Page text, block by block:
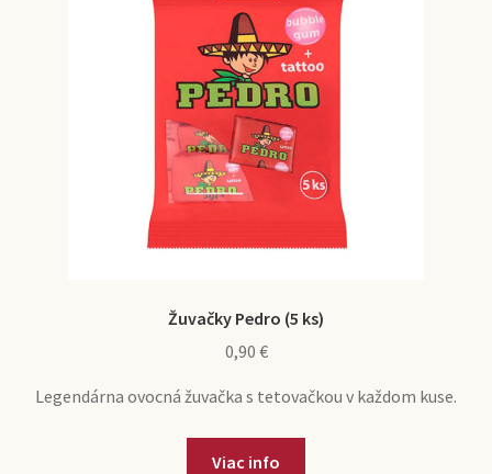
Žuvačky Pedro (5 ks)
0,90 €
Legendárna ovocná žuvačka s tetovačkou v každom kuse.
Viac info